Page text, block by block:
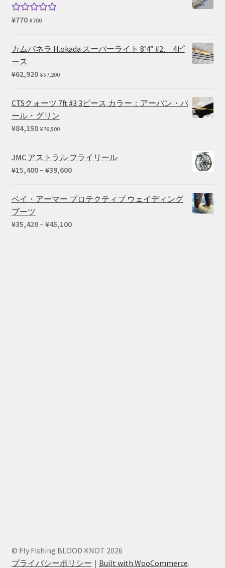
5段階中
¥770 ¥700
カムパネラ H.okada スーパーライト 8’4” #2、 4ピ
ース
¥62,920 ¥57,200
CTSクォーツ 7ft #3 3ピース カラー：アーバン・パ
ール・グリン
¥84,150 ¥76,500
JMC アストラル フライリール
¥15,400– ¥39,600価
帯:
ベイ・アーマー プロテクティブ ウェイディング
ブーツ
¥35,420– ¥45,100価
© Fly Fishing BLOOD KNOT 2026
プライバシーポリシー
Built with WooCommerce.